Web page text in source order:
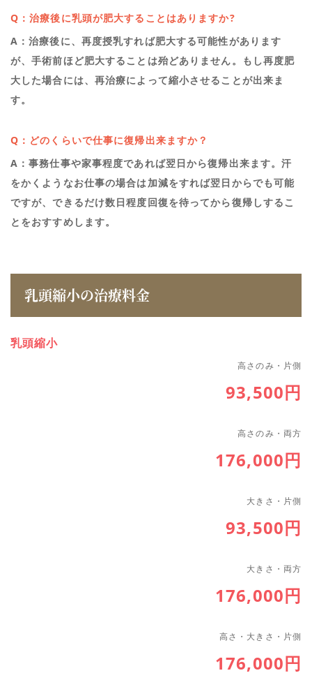
Q：治療後に乳頭が肥大することはありますか?
A：治療後に、再度授乳すれば肥大する可能性があります
が、手術前ほど肥大することは殆どありません。もし再度肥
大した場合には、再治療によって縮小させることが出来ま
す。
Q：どのくらいで仕事に復帰出来ますか？
A：事務仕事や家事程度であれば翌日から復帰出来ます。汗
をかくようなお仕事の場合は加減をすれば翌日からでも可能
ですが、できるだけ数日程度回復を待ってから復帰しするこ
とをおすすめします。
乳頭縮小の治療料金
乳頭縮小
高さのみ・片側
93,500円
高さのみ・両方
176,000円
大きさ・片側
93,500円
大きさ・両方
176,000円
高さ・大きさ・片側
176,000円